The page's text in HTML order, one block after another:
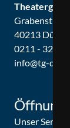
Grabenstraße
40213
0211 -
info@tg-d.de
Unser